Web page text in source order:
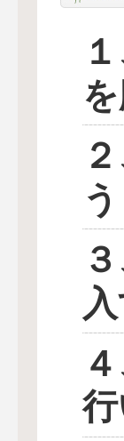
１
２
う
３
行